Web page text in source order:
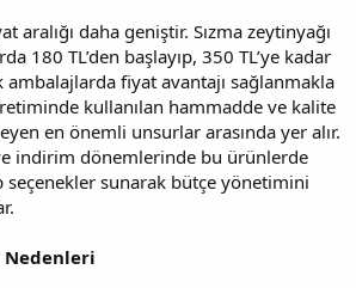
aralığı daha geniştir. Sızma zeytinyağı
180 TL’den başlayıp, 350 TL’ye kadar
ambalajlarda fiyat avantajı sağlanmakla
kullanılan hammadde ve kalite
en önemli unsurlar arasında yer alır.
indirim dönemlerinde bu ürünlerde
seçenekler sunarak bütçe yönetimini
Nedenleri